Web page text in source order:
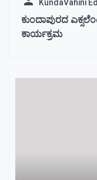
KundaVahini
ಕುಂದಾಪುರದ
ಕಾರ್ಯಕ್ರಮ